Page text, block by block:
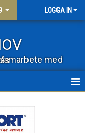
LOGGA IN